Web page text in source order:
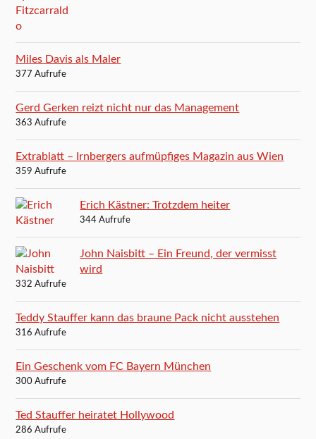
Miles Davis als Maler
377 Aufrufe
Gerd Gerken reizt nicht nur das Management
363 Aufrufe
Extrablatt – Irnbergers aufmüpfiges Magazin aus Wien
359 Aufrufe
Erich Kästner: Trotzdem heiter
344 Aufrufe
John Naisbitt – Ein Freund, der vermisst
wird
332 Aufrufe
Teddy Stauffer kann das braune Pack nicht ausstehen
316 Aufrufe
Ein Geschenk vom FC Bayern München
300 Aufrufe
Ted Stauffer heiratet Hollywood
286 Aufrufe